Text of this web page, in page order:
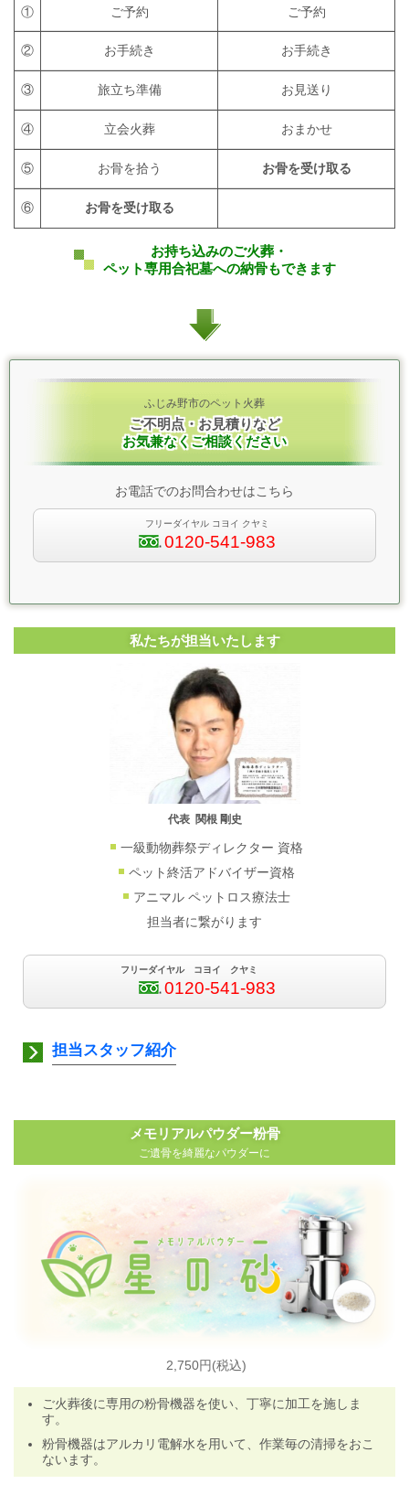
① ご予約 ご予約
② お手続き お手続き
③ 旅立ち準備 お見送り
④ 立会火葬 おまかせ
⑤ お骨を拾う お骨を受け取る
⑥ お骨を受け取る
お持ち込みのご火葬・
ペット専用合祀墓への納骨もできます
ふじみ野市のペット火葬
ご不明点・お見積りなど
お気兼なくご相談ください
お電話でのお問合わせはこちら
フリーダイヤル コヨイ クヤミ
0120-541-983
私たちが担当いたします
代表 関根 剛史
一級動物葬祭ディレクター 資格
ペット終活アドバイザー資格
アニマル ペットロス療法士
担当者に繋がります
フリーダイヤル コヨイ クヤミ
0120-541-983
担当スタッフ紹介
メモリアルパウダー粉骨
ご遺骨を綺麗なパウダーに
2,750円(税込)
ご火葬後に専用の粉骨機器を使い、丁寧に加工を施しま
す。
粉骨機器はアルカリ電解水を用いて、作業毎の清掃をおこ
ないます。